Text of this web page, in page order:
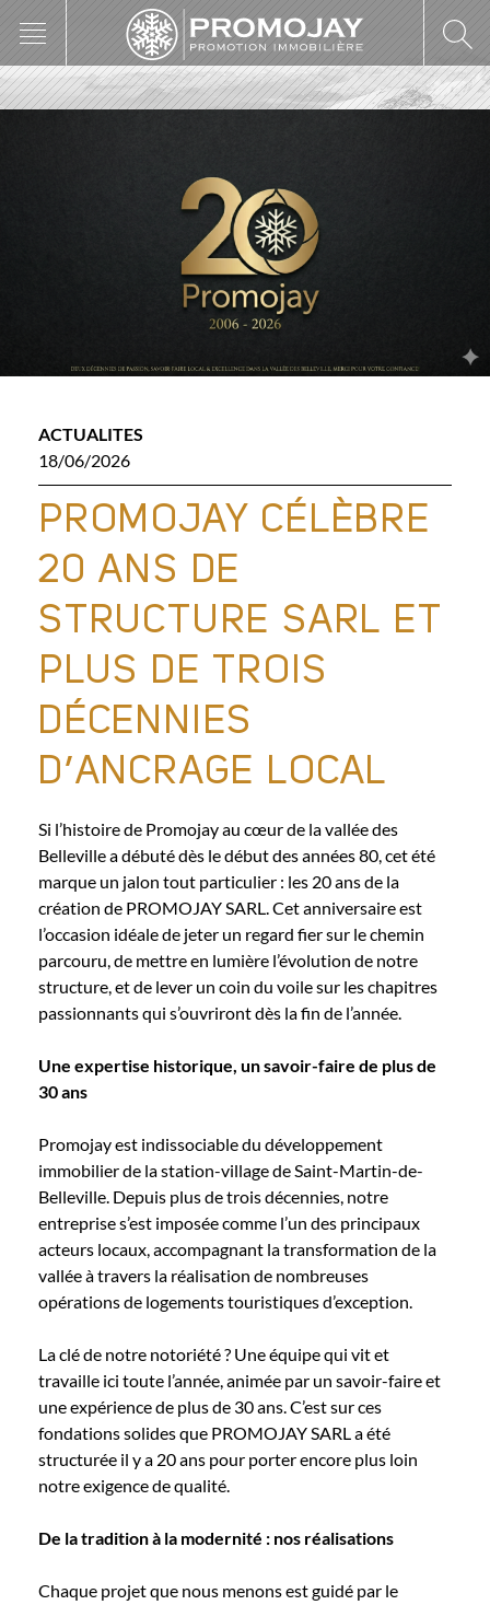
content
ACTUALITES
18/06/2026
PROMOJAY CÉLÈBRE
20 ANS DE
STRUCTURE SARL ET
PLUS DE TROIS
DÉCENNIES
D’ANCRAGE LOCAL
Si l’histoire de Promojay au cœur de la vallée des
Belleville a débuté dès le début des années 80, cet été
marque un jalon tout particulier : les 20 ans de la
création de PROMOJAY SARL. Cet anniversaire est
l’occasion idéale de jeter un regard fier sur le chemin
parcouru, de mettre en lumière l’évolution de notre
structure, et de lever un coin du voile sur les chapitres
passionnants qui s’ouvriront dès la fin de l’année.
Une expertise historique, un savoir-faire de plus de
30 ans
Promojay est indissociable du développement
immobilier de la station-village de Saint-Martin-de-
Belleville. Depuis plus de trois décennies, notre
entreprise s’est imposée comme l’un des principaux
acteurs locaux, accompagnant la transformation de la
vallée à travers la réalisation de nombreuses
opérations de logements touristiques d’exception.
La clé de notre notoriété ? Une équipe qui vit et
travaille ici toute l’année, animée par un savoir-faire et
une expérience de plus de 30 ans. C’est sur ces
fondations solides que PROMOJAY SARL a été
structurée il y a 20 ans pour porter encore plus loin
notre exigence de qualité.
De la tradition à la modernité : nos réalisations
Chaque projet que nous menons est guidé par le